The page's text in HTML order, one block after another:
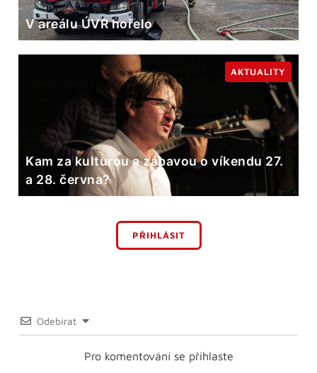
V areálu ÚVR hořelo
Kam za kulturou a zábavou o víkendu 27.
a 28. června?
AKTUALITY
PŘIHLÁSIT
Odebírat
Pro komentování se přihlaste